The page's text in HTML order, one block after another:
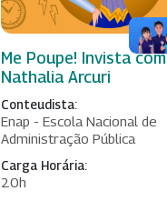
Me Poupe! Invista com
Nathalia Arcuri
Conteudista:
Enap - Escola Nacional de
Administração Pública
Carga Horária:
20h